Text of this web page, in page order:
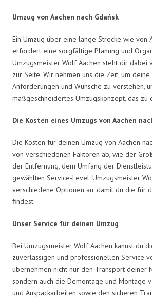
Umzug von Aachen nach Gdańsk
Ein Umzug über eine lange Strecke wie von
erfordert eine sorgfältige Planung und
Umzugsmeister Wolf Aachen steht dir dabei
zur Seite. Wir nehmen uns die Zeit, um
Anforderungen und Wünsche zu verstehen,
maßgeschneidertes Umzugskonzept, das zu
Die Kosten eines Umzugs von Aachen
Die Kosten für deinen Umzug von Aachen
von verschiedenen Faktoren ab, wie der
der Entfernung, dem Umfang der
gewählten Service-Level. Umzugsmeister
verschiedene Optionen an, damit du die für
findest.
Unser Service für deinen Umzug
Bei Umzugsmeister Wolf Aachen kannst du
zuverlässigen und professionellen Service
übernehmen nicht nur den Transport deiner
sondern auch die Demontage und Montage
und Auspackarbeiten sowie den sicheren